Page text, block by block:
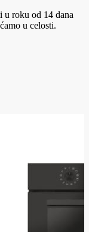
u roku od 14 dana
u celosti.